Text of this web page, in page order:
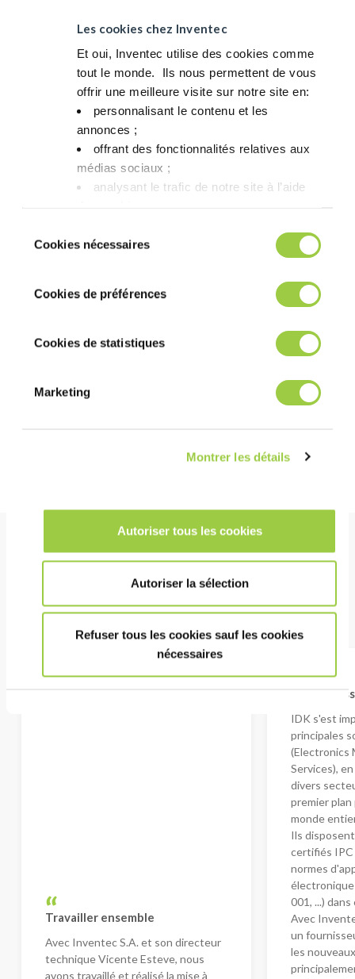
Les cookies chez Inventec
Et oui, Inventec utilise des cookies comme
tout le monde. ​ Ils nous permettent de vous
offrir une meilleure visite sur notre site en:​
personnalisant le contenu et les
annonces ;​
offrant des fonctionnalités relatives aux
médias sociaux ; ​
analysant le trafic de notre site à l’aide
refuser ou de les paramétrer.​ Pas de
panique, vous pourrez également modifier à
tout moment vos choix dans l'onglet Gérer
les cookies.​ ​ ​
duCookies nécessaires
Cookies de préférences
Cookies de statistiques
Marketing
Montrer les détails
Autoriser tous les cookies
Autoriser la sélection
Refuser tous les cookies sauf les cookies
nécessaires
Nos formulations de nettoyage sont sans CMR depuis 2006 et,
en 2012, nous avons lancé un nouveau procédé appelé
Greenway qui améliore nos produits ou services sur la base de
critères mesurables d’impact sur l’environnement et la santé.
Découvrez notre approche durable
TEMOIGNAGES
Des clients et des partenaires
satisfaits
Travailler ensemble
Avec Inventec S.A. et son directeur
technique Vicente Esteve, nous
avons travaillé et réalisé la mise à
Un
IDK s'est
principales
(Electronics
Services),
divers
premier
monde
Ils
certifiés IPC
normes
001, ...)
Avec
un
les